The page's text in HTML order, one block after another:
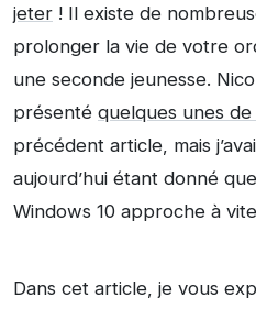
jeter ! Il existe de
prolonger la vie de votre
une seconde jeunesse.
présenté quelques unes
précédent article, mais
aujourd’hui étant donné
Windows 10 approche à
Dans cet article, je vous